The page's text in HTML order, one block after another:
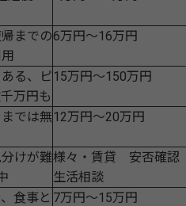
までの6万円～16万円
る、ピ
万円も
15万円～150万円
では無12万円～20万円
けが難様々・賃貸 安否確認
生活相談
食事と 7万円～15万円